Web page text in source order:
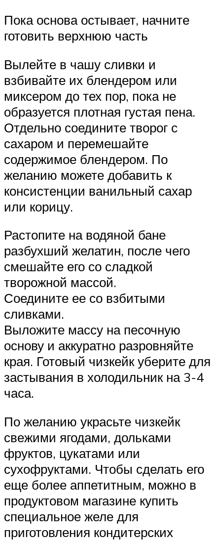
Пока основа остывает, начните
готовить верхнюю часть
Вылейте в чашу сливки и
взбивайте их блендером или
миксером до тех пор, пока не
образуется плотная густая пена.
Отдельно соедините творог с
сахаром и перемешайте
содержимое блендером. По
желанию можете добавить к
консистенции ванильный сахар
или корицу.
Растопите на водяной бане
разбухший желатин, после чего
смешайте его со сладкой
творожной массой.
Соедините ее со взбитыми
сливками.
Выложите массу на песочную
основу и аккуратно разровняйте
края. Готовый чизкейк уберите для
застывания в холодильник на 3-4
часа.
По желанию украсьте чизкейк
свежими ягодами, дольками
фруктов, цукатами или
сухофруктами. Чтобы сделать его
еще более аппетитным, можно в
продуктовом магазине купить
специальное желе для
приготовления кондитерских